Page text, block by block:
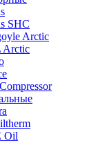
SHC
Arctic
Arctic
Oil